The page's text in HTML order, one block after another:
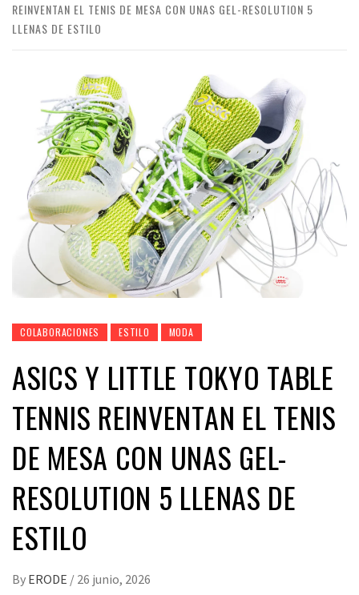
REINVENTAN EL TENIS DE MESA CON UNAS GEL-RESOLUTION 5
LLENAS DE ESTILO
COLABORACIONES ESTILO MODA
ASICS Y LITTLE TOKYO TABLE
TENNIS REINVENTAN EL TENIS
DE MESA CON UNAS GEL-
RESOLUTION 5 LLENAS DE
ESTILO
By ERODE / 26 junio, 2026